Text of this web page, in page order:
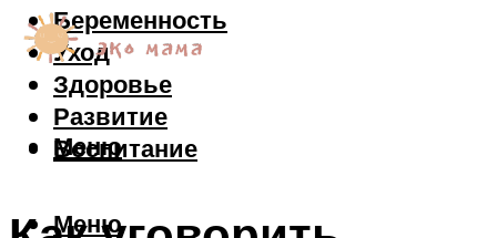
Беременность
Уход
Здоровье
Развитие
Воспитание
Меню
Меню